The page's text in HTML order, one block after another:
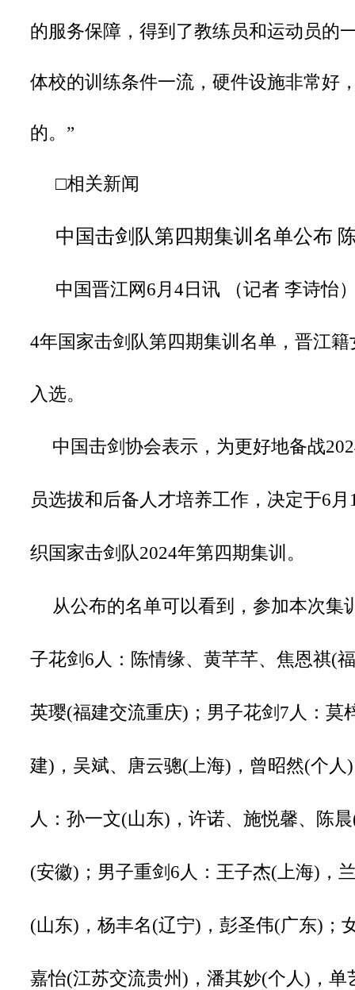
的服务保障，得到了教练员和运动员的
体校的训练条件一流，硬件设施非常好
的。”
□相关新闻
中国击剑队第四期集训名单公布
中国晋江网6月4日讯 （记者 李诗怡
4年国家击剑队第四期集训名单，晋江
入选。
中国击剑协会表示，为更好地备战
员选拔和后备人才培养工作，决定于6
织国家击剑队2024年第四期集训。
从公布的名单可以看到，参加本次集
子花剑6人：陈情缘、黄芊芊、焦恩祺(
英璎(福建交流重庆)；男子花剑7人：莫
建)，吴斌、唐云骢(上海)，曾昭然(个
人：孙一文(山东)，许诺、施悦馨、陈
(安徽)；男子重剑6人：王子杰(上海)，
(山东)，杨丰名(辽宁)，彭圣伟(广东)；
嘉怡(江苏交流贵州)，潘其妙(个人)，